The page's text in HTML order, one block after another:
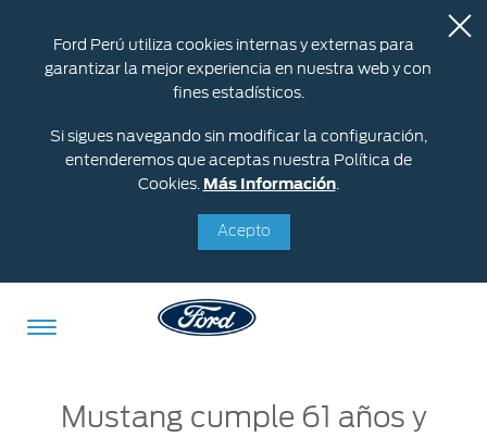
Ford Perú utiliza cookies internas y externas para
garantizar la mejor experiencia en nuestra web y con
fines estadísticos.
Si sigues navegando sin modificar la configuración,
entenderemos que aceptas nuestra Política de
Cookies. Más Información.
Acepto
Mustang cumple 61 años y